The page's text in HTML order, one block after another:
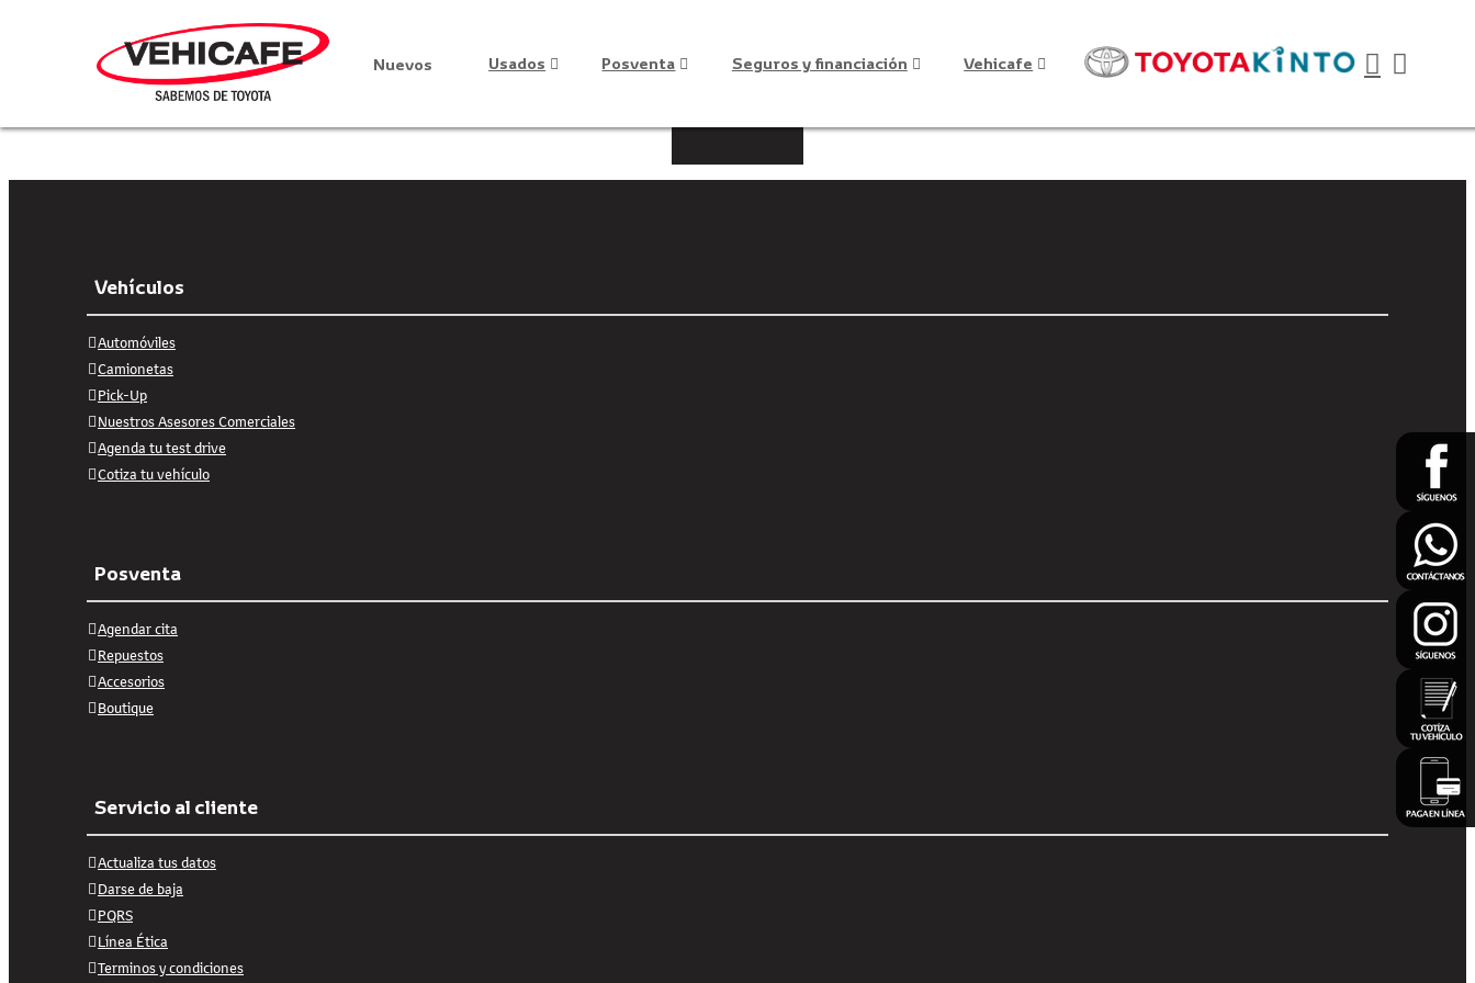
Nuevos Usados Posventa Seguros y financiación Vehicafe
COTIZAR AHORA
Vehículos
Automóviles
Camionetas
Pick-Up
Nuestros Asesores Comerciales
Agenda tu test drive
Cotiza tu vehículo
Posventa
Agendar cita
Repuestos
Accesorios
Boutique
Servicio al cliente
Actualiza tus datos
Darse de baja
PQRS
Línea Ética
Terminos y condiciones